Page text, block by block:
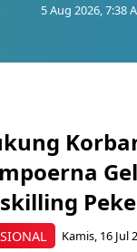
5 Aug 2026, 7:38
Kamis, 16 Jul